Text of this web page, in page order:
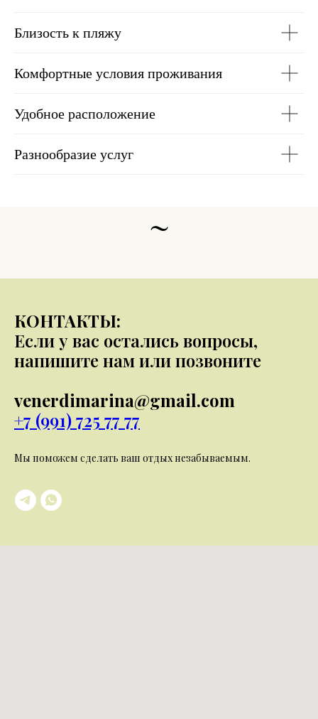
Близость к пляжу
Комфортные условия проживания
Удобное расположение
Разнообразие услуг
~
КОНТАКТЫ:
Если у вас остались вопросы,
напишите нам или позвоните
venerdimarina@gmail.com
+7 (991) 725 77 77
Мы поможем сделать ваш отдых незабываемым.